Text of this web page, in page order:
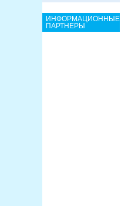
ИНФОРМАЦИОННЫЕ
ПАРТНЕРЫ